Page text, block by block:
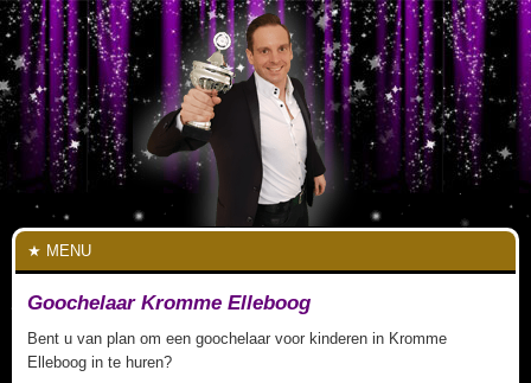
MENU
Goochelaar Kromme Elleboog
Bent u van plan om een goochelaar voor kinderen in Kromme
Elleboog in te huren?